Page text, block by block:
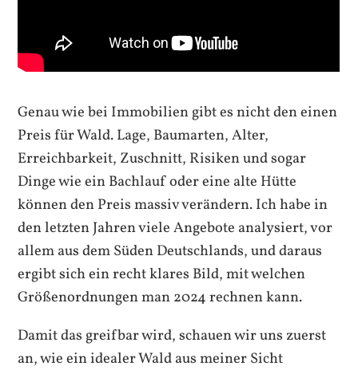
Genau wie bei Immobilien gibt es nicht den einen
Preis für Wald. Lage, Baumarten, Alter,
Erreichbarkeit, Zuschnitt, Risiken und sogar
Dinge wie ein Bachlauf oder eine alte Hütte
können den Preis massiv verändern. Ich habe in
den letzten Jahren viele Angebote analysiert, vor
allem aus dem Süden Deutschlands, und daraus
ergibt sich ein recht klares Bild, mit welchen
Größenordnungen man 2024 rechnen kann.
Damit das greifbar wird, schauen wir uns zuerst
an, wie ein idealer Wald aus meiner Sicht